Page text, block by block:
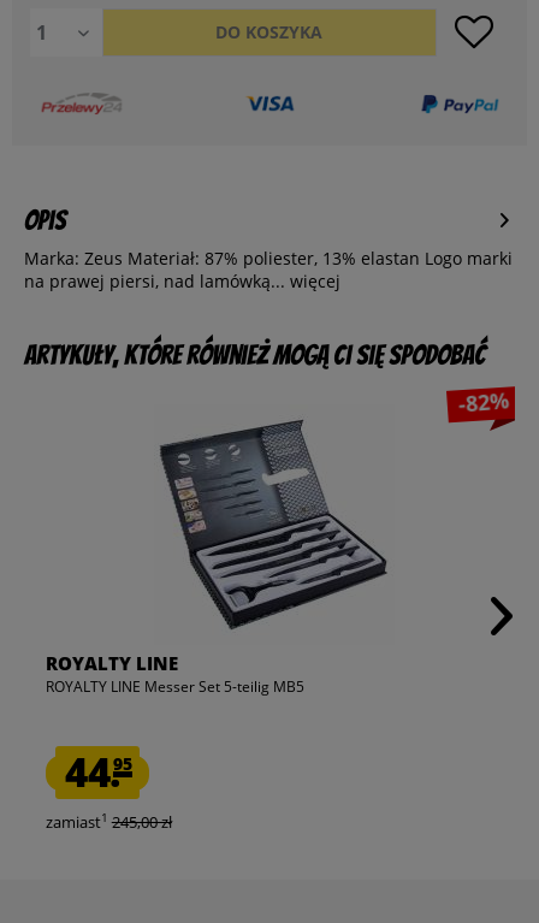
DO KOSZYKA
Opis
Marka: Zeus Materiał: 87% poliester, 13% elastan Logo marki
na prawej piersi, nad lamówką... więcej
Artykuły, które również mogą Ci się spodobać
-82%
ROYALTY LINE
ROYALTY LINE Messer Set 5-teilig MB5
44.95
zamiast1 245,00 zł